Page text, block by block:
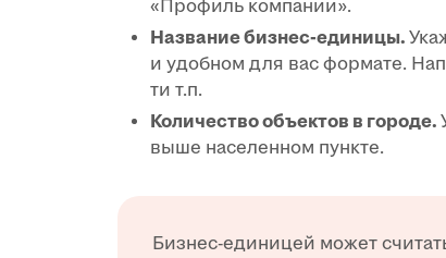
«Профиль компании».
Название бизнес-единицы.
и удобном для вас формате.
ти т.п.
Количество объектов в городе.
выше населенном пункте.
Бизнес-единицей может